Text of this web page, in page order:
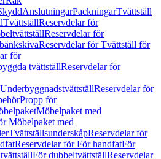
AnslutningarPackningarTvättställ
TvättställReservdelar för
Reservdelar för
Reservdelar för Tvättställ för
för
tvättställReservdelar för
UnderbyggnadstvättställReservdelar för
Propp för
Möbelpaket med
Möbelpaket med
TvättställsunderskåpReservdelar för
Reservdelar för För handfatFör
För dubbeltvättställReservdelar